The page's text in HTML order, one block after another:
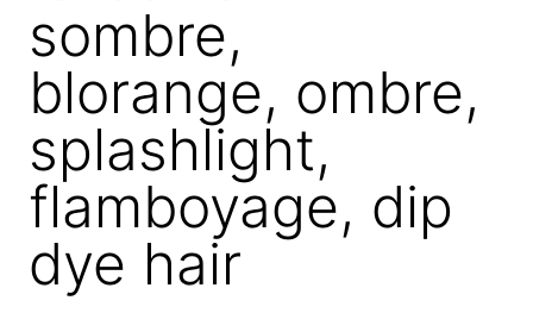
sombre,
blorange, ombre,
splashlight,
flamboyage, dip
dye hair